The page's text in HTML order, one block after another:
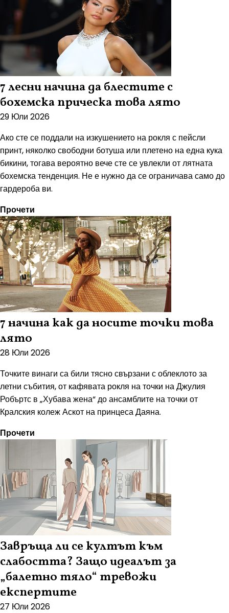
7 лесни начина да блестите с
бохемска прическа това лято
29 Юли 2026
Ако сте се поддали на изкушението на рокля с пейсли
принт, няколко свободни ботуша или плетено на една кука
бикини, тогава вероятно вече сте се увлекли от лятната
бохемска тенденция. Не е нужно да се ограничава само до
гардероба ви.
Прочети
7 начина как да носите точки това
лято
28 Юли 2026
Точките винаги са били тясно свързани с облеклото за
летни събития, от кафявата рокля на точки на Джулия
Робъртс в „Хубава жена“ до ансамблите на точки от
Кралския колеж Аскот на принцеса Даяна.
Прочети
Завръща ли се култът към
слабостта? Защо идеалът за
„балетно тяло“ тревожи
експертите
27 Юли 2026